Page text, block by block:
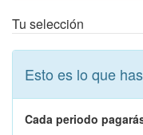
Tu selección
Esto es lo que
Cada periodo